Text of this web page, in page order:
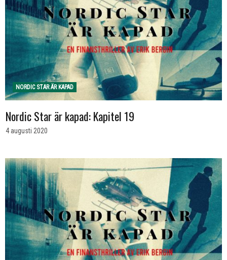
NORDIC STAR ÄR KAPAD
Nordic Star är kapad: Kapitel 19
4 augusti 2020